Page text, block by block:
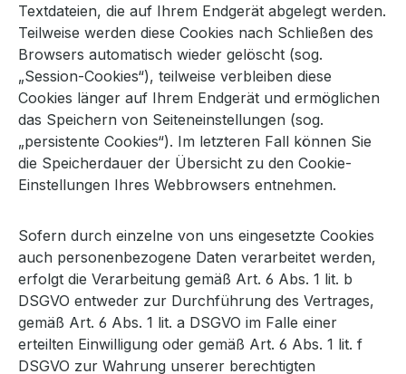
Textdateien, die auf Ihrem Endgerät abgelegt werden.
Teilweise werden diese Cookies nach Schließen des
Browsers automatisch wieder gelöscht (sog.
„Session-Cookies“), teilweise verbleiben diese
Cookies länger auf Ihrem Endgerät und ermöglichen
das Speichern von Seiteneinstellungen (sog.
„persistente Cookies“). Im letzteren Fall können Sie
die Speicherdauer der Übersicht zu den Cookie-
Einstellungen Ihres Webbrowsers entnehmen.
Sofern durch einzelne von uns eingesetzte Cookies
auch personenbezogene Daten verarbeitet werden,
erfolgt die Verarbeitung gemäß Art. 6 Abs. 1 lit. b
DSGVO entweder zur Durchführung des Vertrages,
gemäß Art. 6 Abs. 1 lit. a DSGVO im Falle einer
erteilten Einwilligung oder gemäß Art. 6 Abs. 1 lit. f
DSGVO zur Wahrung unserer berechtigten